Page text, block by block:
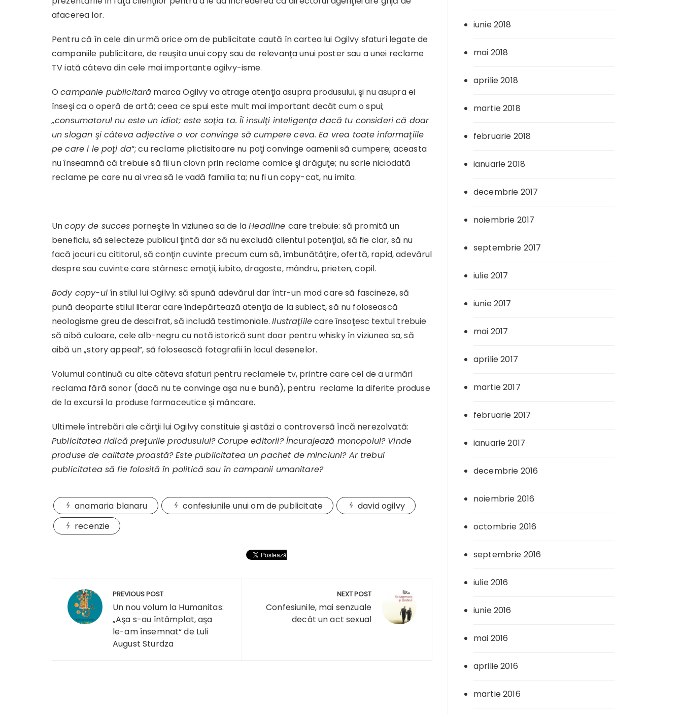
afacerea lor.
Pentru că în cele din urmă orice om de publicitate caută în cartea lui Ogilvy sfaturi legate de
campaniile publicitare, de reuşita unui copy sau de relevanţa unui poster sau a unei reclame
TV iată câteva din cele mai importante ogilvy-isme.
Ocampanie publicitară marca Ogilvy va atrage atenţia asupra produsului, şi nu asupra ei
înseşi ca o operă de artă; ceea ce spui este mult mai important decât cum o spui;
„consumatorul nu este un idiot; este soţia ta. Îi insulţi inteligenţa dacă tu consideri că doar
un slogan şi câteva adjective o vor convinge să cumpere ceva. Ea vrea toate informaţiile
pe care i le poţi da“; cu reclame plictisitoare nu poţi convinge oamenii să cumpere; aceasta
nu înseamnă că trebuie să fii un clovn prin reclame comice şi drăguţe; nu scrie niciodată
reclame pe care nu ai vrea să le vadă familia ta; nu fi un copy-cat, nu imita.
Uncopy de succes porneşte în viziunea sa de laHeadline care trebuie: să promită un
beneficiu, să selecteze publicul ţintă dar să nu excludă clientul potenţial, să fie clar, să nu
facă jocuri cu cititorul, să conţin cuvinte precum cum să, îmbunătăţire, ofertă, rapid, adevărul
despre sau cuvinte care stârnesc emoţii, iubito, dragoste, mândru, prieten, copil.
Body copy-ul în stilul lui Ogilvy: să spună adevărul dar într-un mod care să fascineze, să
pună deoparte stilul literar care îndepărtează atenţia de la subiect, să nu folosească
neologisme greu de descifrat, să includă testimoniale.Ilustraţiilecare însoţesc textul trebuie
să aibă culoare, cele alb-negru cu notă istorică sunt doar pentru whisky în viziunea sa, să
aibă un „story appeal”, să folosească fotografii în locul desenelor.
Volumul continuă cu alte câteva sfaturi pentru reclamele tv, printre care cel de a urmări
reclama fără sonor (dacă nu te convinge aşa nu e bună), pentru reclame la diferite produse
de la excursii la produse farmaceutice şi mâncare.
Ultimele întrebări ale cărţii lui Ogilvy constituie şi astăzi o controversă încă nerezolvată:
Publicitatea ridică preţurile produsului? Corupe editorii? Încurajează monopolul? Vinde
produse de calitate proastă? Este publicitatea un pachet de minciuni? Ar trebui
publicitatea să fie folosită în politică sau în campanii umanitare?
anamaria blanaru confesiunile unui om de publicitate
david ogilvy
recenzie
Navigare
articole
PREVIOUS POST
Un nou volum la Humanitas:
„Aşa s-au întâmplat, aşa
le-am însemnat“ de Luli
August Sturdza
NEXT POST
Confesiunile, mai senzuale
decât un act sexual
iunie 2018
mai 2018
aprilie 2018
martie 2018
februarie 2018
ianuarie 2018
decembrie 2017
noiembrie 2017
septembrie 2017
iulie 2017
iunie 2017
mai 2017
aprilie 2017
martie 2017
februarie 2017
ianuarie 2017
decembrie 2016
noiembrie 2016
octombrie 2016
septembrie 2016
iulie 2016
iunie 2016
mai 2016
aprilie 2016
martie 2016